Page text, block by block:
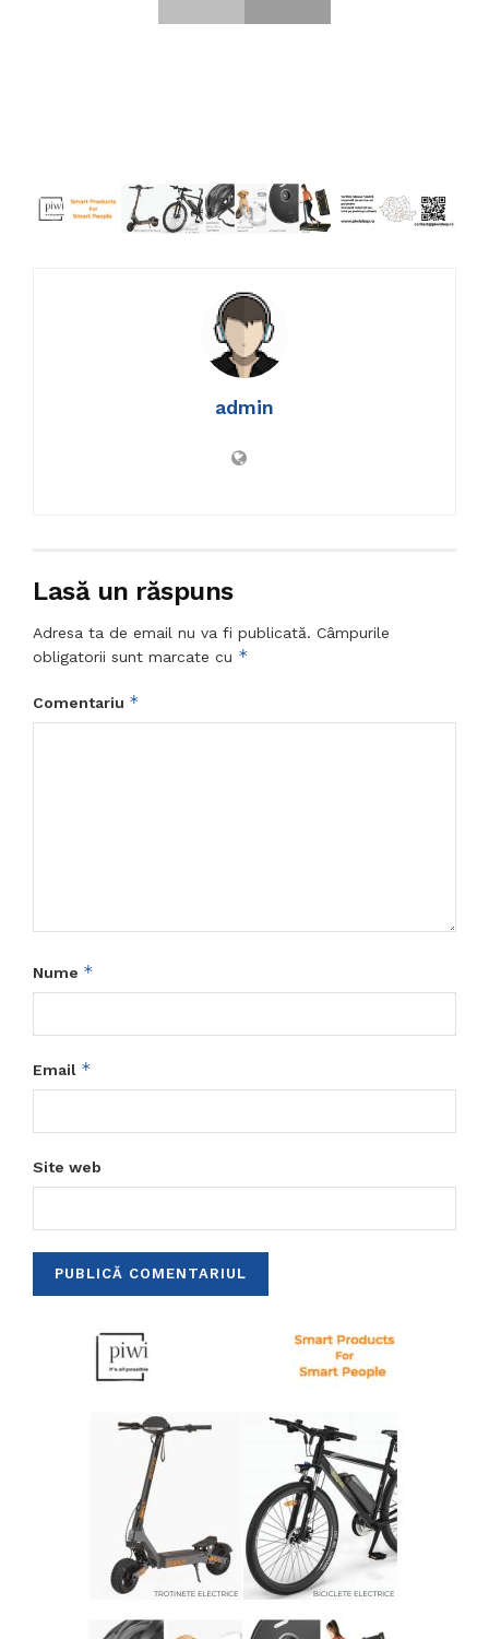
admin
Lasă un răspuns
Adresa ta de email nu va fi publicată. Câmpurile
obligatorii sunt marcate cu *
Comentariu *
Nume *
Email *
Site web